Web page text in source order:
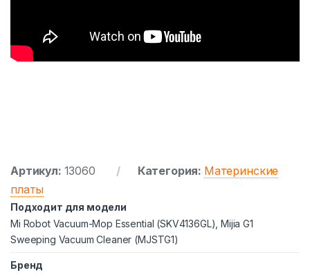
Артикул: 13060 Категория: Материнские
платы
Подходит для модели
Mi Robot Vacuum-Mop Essential (SKV4136GL), Mijia G1
Sweeping Vacuum Cleaner (MJSTG1)
Бренд